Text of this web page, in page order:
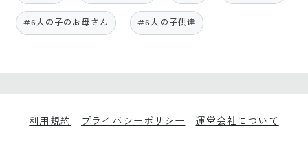
#6人の子のお母さん #6人の子供達
利用規約 プライバシーポリシー 運営会社について